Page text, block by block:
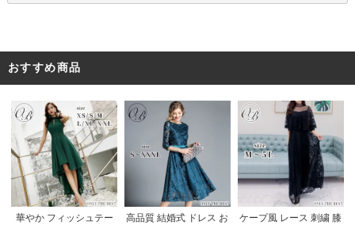
おすすめ商品
華やか フィッシュテー
高品質 結婚式 ドレス お
ケープ風 レース 刺繍 膝